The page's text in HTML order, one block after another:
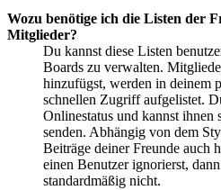
Wozu benötige ich die Listen der
Mitglieder?
Du kannst diese Listen
Boards zu verwalten.
hinzufügst, werden in deinem
schnellen Zugriff aufgelistet.
Onlinestatus und kannst
senden. Abhängig von dem
Beiträge deiner Freunde auch
einen Benutzer ignorierst,
standardmäßig nicht.